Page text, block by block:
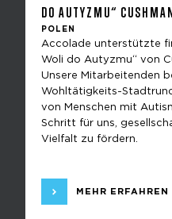
DO AUTYZMU“
POLEN
Accolade unterstützte
Woli do Autyzmu“ von
Unsere Mitarbeitenden
Wohltätigkeits-
von Menschen mit
Schritt für uns,
Vielfalt zu fördern.
MEHR ERFAHREN